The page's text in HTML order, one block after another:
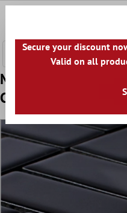
Mønster fra
Cristianos Svart
Secure your discount
Valid on all